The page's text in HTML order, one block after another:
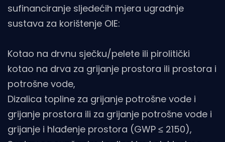
sufinanciranje sljedećih mjera ugradnje
sustava za korištenje OIE:
Kotao na drvnu sječku/pelete ili pirolitički
kotao na drva za grijanje prostora ili prostora i
potrošne vode,
Dizalica topline za grijanje potrošne vode i
grijanje prostora ili za grijanje potrošne vode i
grijanje i hlađenje prostora (GWP ≤ 2150),